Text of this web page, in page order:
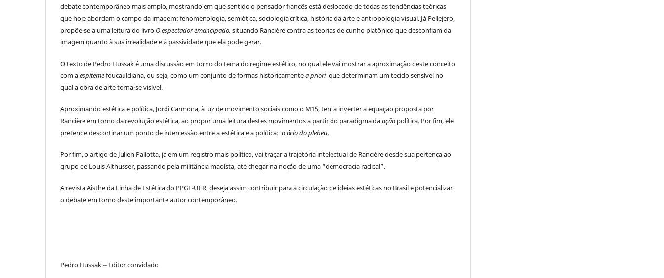
debate contemporâneo mais amplo, mostrando em que sentido o pensador francês está deslocado de todas as tendências teóricas
que hoje abordam o campo da imagem: fenomenologia, semiótica, sociologia crítica, história da arte e antropologia visual. Já Pellejero,
propõe-se a uma leitura do livro O espectador emancipado, situando Rancière contra as teorias de cunho platônico que desconfiam da
imagem quanto à sua irrealidade e à passividade que ela pode gerar.
O texto de Pedro Hussak é uma discussão em torno do tema do regime estético, no qual ele vai mostrar a aproximação deste conceito
com aespitemefoucauldiana, ou seja, como um conjunto de formas historicamentea priori que determinam um tecido sensível no
qual a obra de arte torna-se visível.
Aproximando estética e política, Jordi Carmona, à luz de movimento sociais como o M15, tenta inverter a equaçao proposta por
Rancière em torno da revolução estética, ao propor uma leitura destes movimentos a partir do paradigma daação política. Por fim, ele
pretende descortinar um ponto de intercessão entre a estética e a política: o ócio do plebeu.
Por fim, o artigo de Julien Pallotta, já em um registro mais político, vai traçar a trajetória intelectual de Rancière desde sua pertença ao
grupo de Louis Althusser, passando pela militância maoísta, até chegar na noção de uma “democracia radical”.
A revista Aisthe da Linha de Estética do PPGF-UFRJ deseja assim contribuir para a circulação de ideias estéticas no Brasil e potencializar
o debate em torno deste importante autor contemporâneo.
Pedro Hussak -- Editor convidado